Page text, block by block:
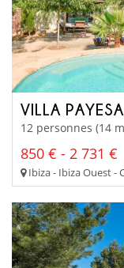
VILLA PAYESA
12 personnes (14
850 € - 2 731 €
Ibiza - Ibiza Ouest -